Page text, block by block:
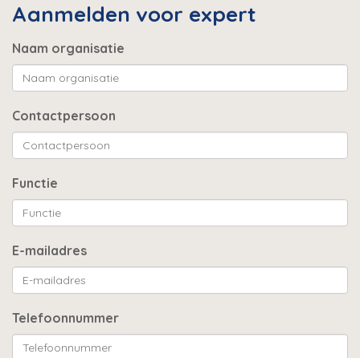
Aanmelden voor expert
Naam organisatie
Contactpersoon
Functie
E-mailadres
Telefoonnummer